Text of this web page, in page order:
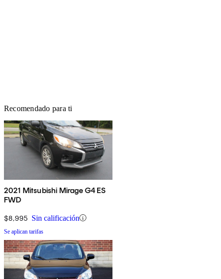
Recomendado para ti
2021 Mitsubishi Mirage G4 ES
FWD
$8,995 Sin calificación
Se aplican tarifas